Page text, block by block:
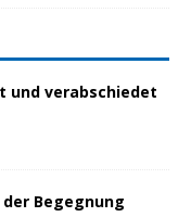
verabschiedet
der Begegnung